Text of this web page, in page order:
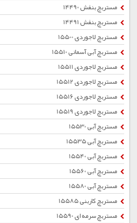
مستربچ بنفش 14490
مستربچ بنفش 14491
مستربچ لاجوردی 15500
مستربچ آبی آسمانی 15510
مستربچ لاجوردی 15511
مستربچ لاجوردی 15512
مستربچ لاجوردی 15516
مستربچ لاجوردی 15519
مستربچ آبی 15530
مستربچ آبی 15535
مستربچ آبی 15540
مستربچ آبی 15560
مستربچ آبی 15580
مستربچ کاربنی 15585
مستربچ سرمه ای 15590